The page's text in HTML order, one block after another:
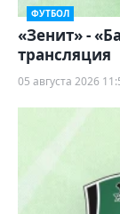
ФУТБОЛ
«Зенит» -
трансляция
05 августа 2026